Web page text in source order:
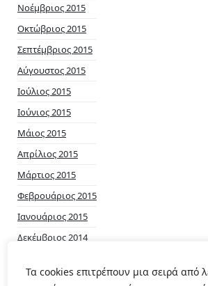
Τα cookies επιτρέπουν μια σειρά από
Νοέμβριος 2015
Οκτώβριος 2015
Σεπτέμβριος 2015
Αύγουστος 2015
Ιούλιος 2015
Ιούνιος 2015
Μάιος 2015
Απρίλιος 2015
Μάρτιος 2015
Φεβρουάριος 2015
Ιανουάριος 2015
Δεκέμβριος 2014